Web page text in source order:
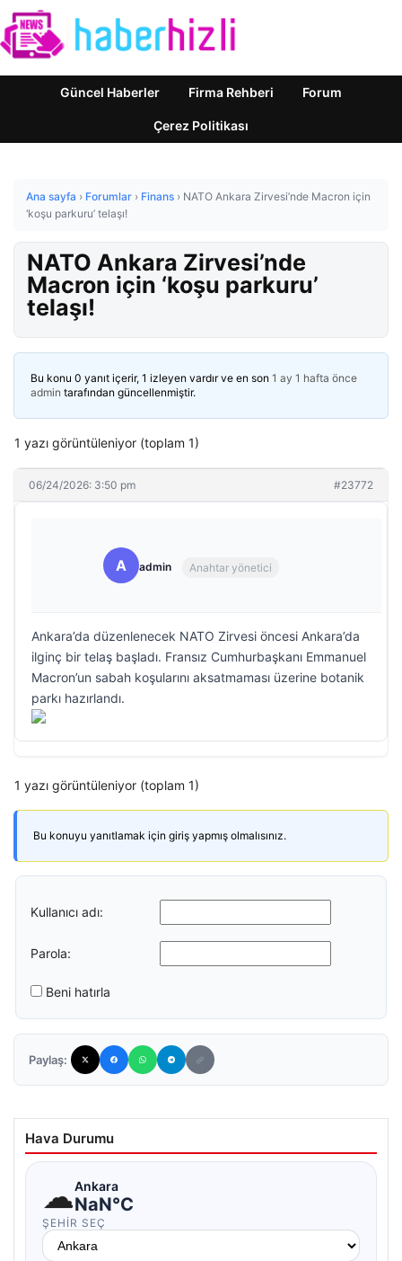
Güncel Haberler Firma Rehberi Forum
Çerez Politikası
Ana sayfa › Forumlar › Finans › NATO Ankara Zirvesi’nde Macron için
‘koşu parkuru’ telaşı!
NATO Ankara Zirvesi’nde
Macron için ‘koşu parkuru’
telaşı!
Bu konu 0 yanıt içerir, 1 izleyen vardır ve en son 1 ay 1 hafta önce
admin tarafından güncellenmiştir.
1 yazı görüntüleniyor (toplam 1)
06/24/2026: 3:50 pm #23772
A admin Anahtar yönetici
Ankara’da düzenlenecek NATO Zirvesi öncesi Ankara’da
ilginç bir telaş başladı. Fransız Cumhurbaşkanı Emmanuel
Macron’un sabah koşularını aksatmaması üzerine botanik
parkı hazırlandı.
1 yazı görüntüleniyor (toplam 1)
Bu konuyu yanıtlamak için giriş yapmış olmalısınız.
Kullanıcı adı:
Parola:
Beni hatırla
Paylaş:
Hava Durumu
☁Ankara
NaN°C
ŞEHIR SEÇ